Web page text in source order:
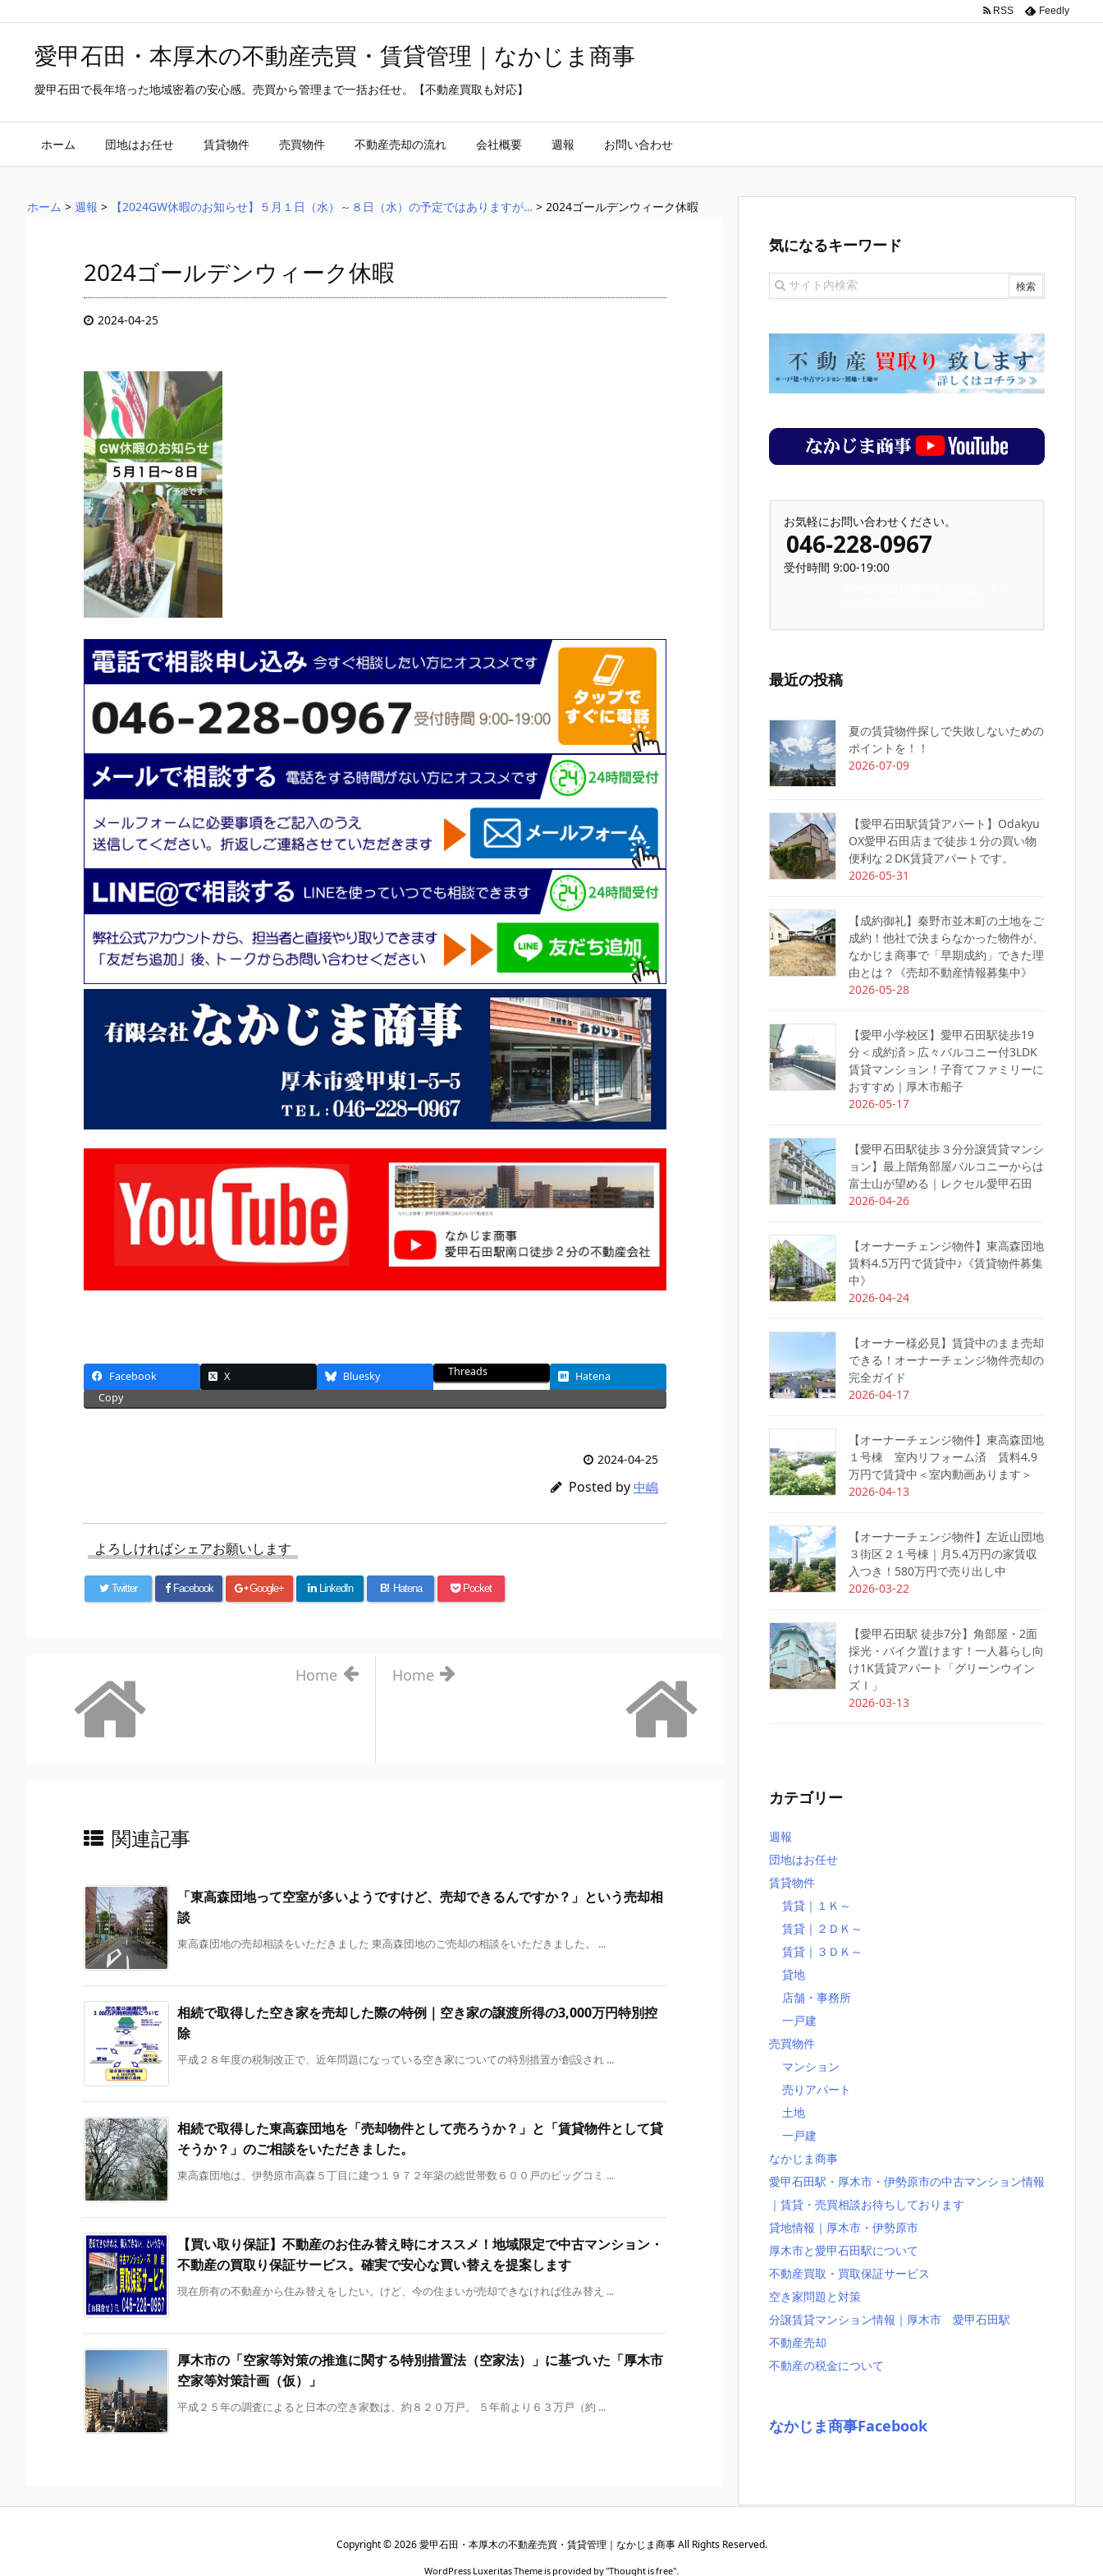
愛甲石田・本厚木の不動産売買・賃貸管理｜なかじま商事
愛甲石田で長年培った地域密着の安心感。売買から管理まで一括お任せ。【不動産買取も対応】
ホーム 団地はお任せ 賃貸物件 売買物件 不動産売却の流れ 会社概要 週報 お問い合わせ
RSS Feedly
ホーム > 週報 > 【2024GW休暇のお知らせ】５月１日（水）～８日（水）の予定ではありますが… > 2024ゴールデンウィーク休暇
2024ゴールデンウィーク休暇
2024-04-25
Facebook X Bluesky Threads
Hatena
Copy
2024-04-25
Posted by 中嶋
よろしければシェアお願いします
Twitter Facebook Google+ LinkedIn B! Hatena Pocket
Home
Home
関連記事
「東高森団地って空室が多いようですけど、売却できるんですか？」という売却相
談
東高森団地の売却相談をいただきました 東高森団地のご売却の相談をいただきました。 ...
相続で取得した空き家を売却した際の特例｜空き家の譲渡所得の3,000万円特別控
除
平成２８年度の税制改正で、近年問題になっている空き家についての特別措置が創設され ...
相続で取得した東高森団地を「売却物件として売ろうか？」と「賃貸物件として貸
そうか？」のご相談をいただきました。
東高森団地は、伊勢原市高森５丁目に建つ１９７２年築の総世帯数６００戸のビッグコミ ...
【買い取り保証】不動産のお住み替え時にオススメ！地域限定で中古マンション・
不動産の買取り保証サービス。確実で安心な買い替えを提案します
現在所有の不動産から住み替えをしたい。けど、今の住まいが売却できなければ住み替え ...
厚木市の「空家等対策の推進に関する特別措置法（空家法）」に基づいた「厚木市
空家等対策計画（仮）」
平成２５年の調査によると日本の空き家数は、約８２０万戸。 ５年前より６３万戸（約 ...
気になるキーワード
お気軽にお問い合わせください。
046-228-0967
受付時間 9:00-19:00
最近の投稿
夏の賃貸物件探しで失敗しないための
ポイントを！！
2026-07-09
【愛甲石田駅賃貸アパート】Odakyu
OX愛甲石田店まで徒歩１分の買い物
便利な２DK賃貸アパートです。
2026-05-31
【成約御礼】秦野市並木町の土地をご
成約！他社で決まらなかった物件が、
なかじま商事で「早期成約」できた理
由とは？《売却不動産情報募集中》
2026-05-28
【愛甲小学校区】愛甲石田駅徒歩19
分＜成約済＞広々バルコニー付3LDK
賃貸マンション！子育てファミリーに
おすすめ｜厚木市船子
2026-05-17
【愛甲石田駅徒歩３分分譲賃貸マンシ
ョン】最上階角部屋バルコニーからは
富士山が望める｜レクセル愛甲石田
2026-04-26
【オーナーチェンジ物件】東高森団地
賃料4.5万円で賃貸中♪《賃貸物件募集
中》
2026-04-24
【オーナー様必見】賃貸中のまま売却
できる！オーナーチェンジ物件売却の
完全ガイド
2026-04-17
【オーナーチェンジ物件】東高森団地
１号棟 室内リフォーム済 賃料4.9
万円で賃貸中＜室内動画あります＞
2026-04-13
【オーナーチェンジ物件】左近山団地
３街区２１号棟｜月5.4万円の家賃収
入つき！580万円で売り出し中
2026-03-22
【愛甲石田駅 徒歩7分】角部屋・2面
採光・バイク置けます！一人暮らし向
け1K賃貸アパート「グリーンウイン
ズⅠ」
2026-03-13
カテゴリー
週報
団地はお任せ
賃貸物件
賃貸｜１Ｋ～
賃貸｜２ＤＫ～
賃貸｜３ＤＫ～
貸地
店舗・事務所
一戸建
売買物件
マンション
売りアパート
土地
一戸建
なかじま商事
愛甲石田駅・厚木市・伊勢原市の中古マンション情報
｜賃貸・売買相談お待ちしております
貸地情報｜厚木市・伊勢原市
厚木市と愛甲石田駅について
不動産買取・買取保証サービス
空き家問題と対策
分譲賃貸マンション情報｜厚木市 愛甲石田駅
不動産売却
不動産の税金について
なかじま商事Facebook
Copyright ©2026 愛甲石田・本厚木の不動産売買・賃貸管理｜なかじま商事All Rights Reserved.
WordPress Luxeritas Theme is provided by "Thought is free".